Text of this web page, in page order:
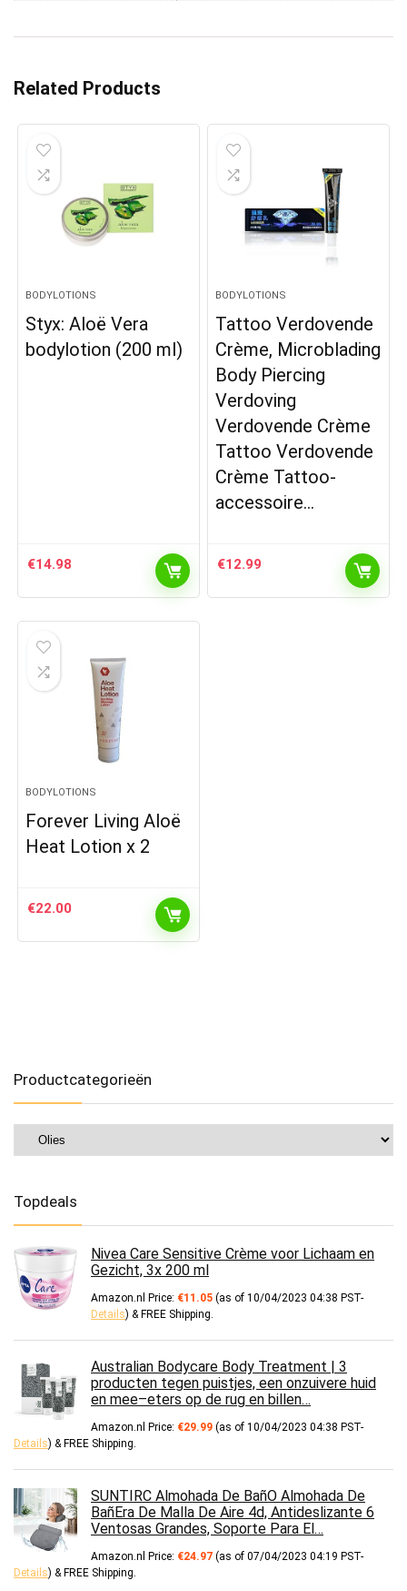
Related Products
BODYLOTIONS
Styx: Aloë Vera
bodylotion (200 ml)
€14.98
BODYLOTIONS
Tattoo Verdovende
Crème, Microblading
Body Piercing
Verdoving
Verdovende Crème
Tattoo Verdovende
Crème Tattoo-
accessoire…
€12.99
BODYLOTIONS
Forever Living Aloë
Heat Lotion x 2
€22.00
Productcategorieën
Topdeals
Nivea Care Sensitive Crème voor Lichaam en
Gezicht, 3x 200 ml
Amazon.nl Price: €11.05 (as of 10/04/2023 04:38 PST-
Details) & FREE Shipping
Australian Bodycare Body Treatment | 3
producten tegen puistjes, een onzuivere huid
en mee–eters op de rug en billen…
Amazon.nl Price: €29.99 (as of 10/04/2023 04:38 PST-
Details) & FREE Shipping
SUNTIRC Almohada De BañO Almohada De
BañEra De Malla De Aire 4d, Antideslizante 6
Ventosas Grandes, Soporte Para El…
Amazon.nl Price: €24.97 (as of 07/04/2023 04:19 PST-
Details) & FREE Shipping